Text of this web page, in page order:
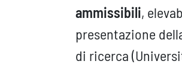
ammissibili,
presentazione
di ricerca